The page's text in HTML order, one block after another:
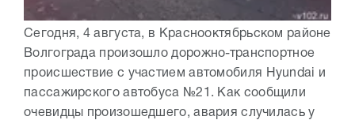
Сегодня, 4 августа, в Краснооктябрьском районе
Волгограда произошло дорожно-транспортное
происшествие с участием автомобиля Hyundai и
пассажирского автобуса №21. Как сообщили
очевидцы произошедшего, авария случилась у